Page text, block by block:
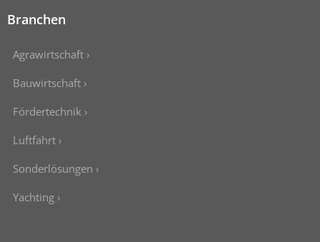
Branchen
Agrawirtschaft ›
Bauwirtschaft ›
Fördertechnik ›
Luftfahrt ›
Sonderlösungen ›
Yachting ›